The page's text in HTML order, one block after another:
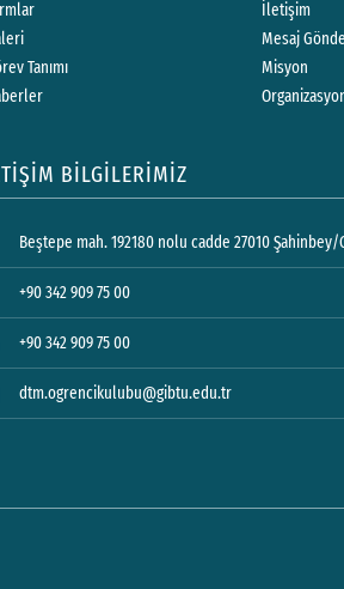
Tanımı
İletişim
Mesaj
Misyon
BİLGİLERİMİZ
Beştepe mah. 192180 nolu cadde 27010 Şahinbey/
+90 342 909 75 00
+90 342 909 75 00
dtm.ogrencikulubu@gibtu.edu.tr